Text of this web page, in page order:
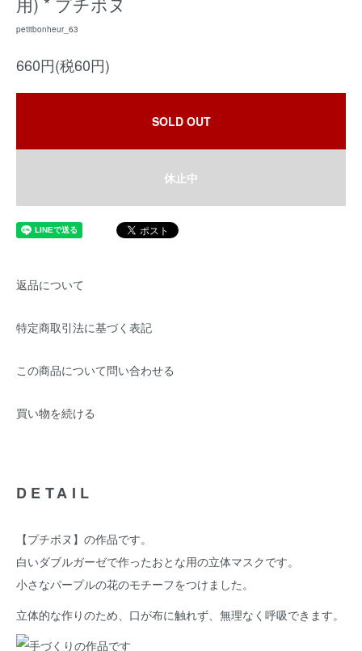
petitbonheur_63
660円(税60円)
SOLD OUT
休止中
返品について
特定商取引法に基づく表記
この商品について問い合わせる
買い物を続ける
DETAIL
【プチボヌ】の作品です。
白いダブルガーゼで作ったおとな用の立体マスクです。
小さなパープルの花のモチーフをつけました。
立体的な作りのため、口が布に触れず、無理なく呼吸できます。